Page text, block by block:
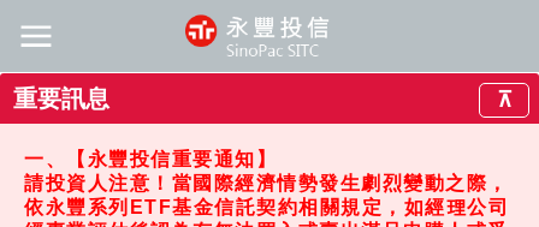
重要訊息 ⊼
一、【永豐投信重要通知】
請投資人注意！當國際經濟情勢發生劇烈變動之際，
依永豐系列ETF基金信託契約相關規定，如經理公司